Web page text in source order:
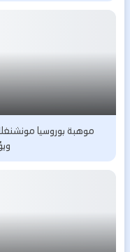
موهبة بوروسيا